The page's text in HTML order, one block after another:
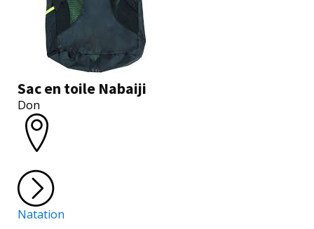
Sac en toile Nabaiji
Don
Natation